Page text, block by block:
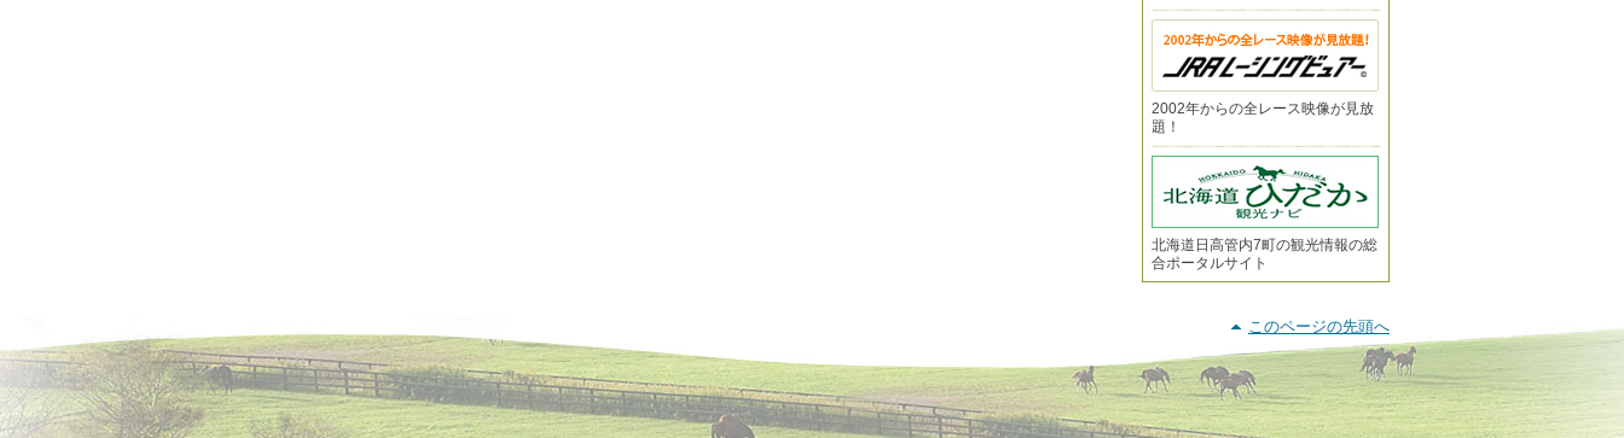
2002年からの全レース映像が見放
題！
北海道日高管内7町の観光情報の総
合ポータルサイト
このページの先頭へ